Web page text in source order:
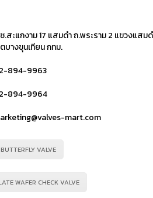
.สะแกงาม 17 แสมดำ ถ.พระราม 2 แขวงแสม
ตบางขุนเทียน กทม.
894-9963
894-9964
mart.com
BUTTERFLY VALVE
WAFER CHECK VALVE